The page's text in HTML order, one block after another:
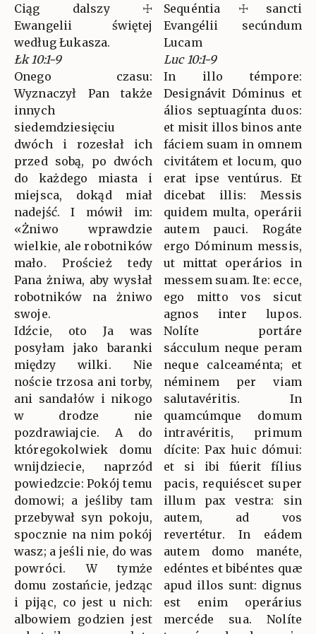
Ciąg dalszy ☩
Ewangelii świętej
według Łukasza.
Łk 10:1-9
Onego czasu:
Wyznaczył Pan także
innych
siedemdziesięciu
dwóch i rozesłał ich
przed sobą, po dwóch
do każdego miasta i
miejsca, dokąd miał
nadejść. I mówił im:
«Żniwo wprawdzie
wielkie, ale robotników
mało. Proścież tedy
Pana żniwa, aby wysłał
robotników na żniwo
swoje.
Idźcie, oto Ja was
posyłam jako baranki
między wilki. Nie
noście trzosa ani torby,
ani sandałów i nikogo
w drodze nie
pozdrawiajcie. A do
któregokolwiek domu
wnijdziecie, naprzód
powiedzcie: Pokój temu
domowi; a jeśliby tam
przebywał syn pokoju,
spocznie na nim pokój
wasz; a jeśli nie, do was
powróci. W tymże
domu zostańcie, jedząc
i pijąc, co jest u nich:
albowiem godzien jest
Sequéntia ☩ sancti
Evangélii secúndum
Lucam
Luc 10:1-9
In illo témpore:
Designávit Dóminus et
álios septuagínta duos:
et misit illos binos ante
fáciem suam in omnem
civitátem et locum, quo
erat ipse ventúrus. Et
dicebat illis: Messis
quidem multa, operárii
autem pauci. Rogáte
ergo Dóminum messis,
ut mittat operários in
messem suam. Ite: ecce,
ego mitto vos sicut
agnos inter lupos.
Nolíte portáre
sácculum neque peram
neque calceaménta; et
néminem per viam
salutavéritis. In
quamcúmque domum
intravéritis, primum
dícite: Pax huic dómui:
et si ibi fúerit fílius
pacis, requiéscet super
illum pax vestra: sin
autem, ad vos
revertétur. In eádem
autem domo manéte,
edéntes et bibéntes quæ
apud illos sunt: dignus
est enim operárius
mercéde sua. Nolíte